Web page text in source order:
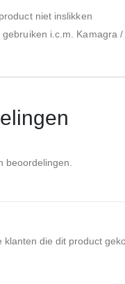
niet inslikken
gebruiken i.c.m. Kamagra
beoordelingen.
klanten die dit product